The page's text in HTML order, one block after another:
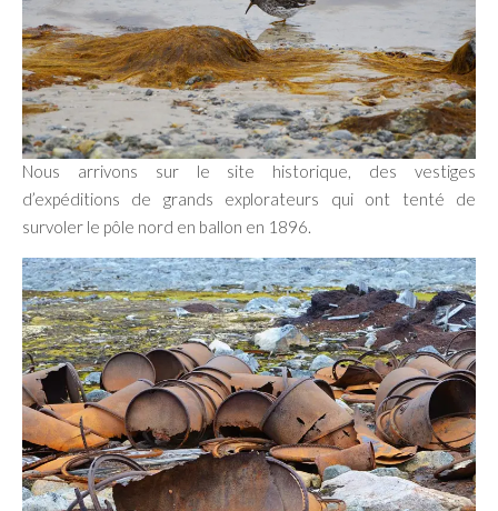
Nous arrivons sur le site historique, des vestiges
d’expéditions de grands explorateurs qui ont tenté de
survoler le pôle nord en ballon en 1896.